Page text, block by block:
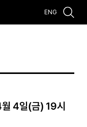
ENG
4일(금) 19시